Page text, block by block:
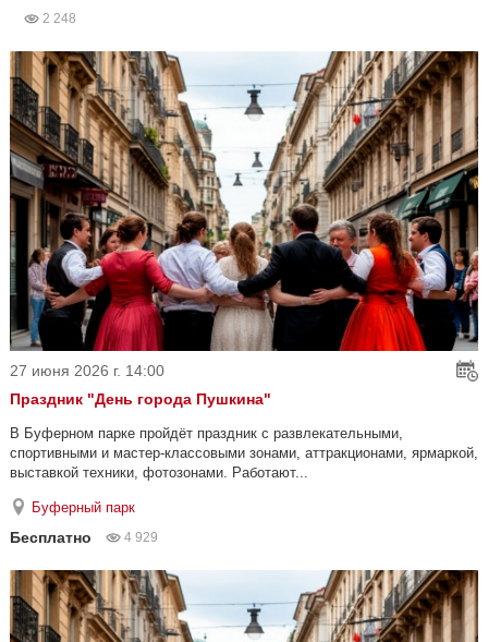
2 248
27 июня 2026 г. 14:00
Праздник "День города Пушкина"
В Буферном парке пройдёт праздник с развлекательными,
спортивными и мастер-классовыми зонами, аттракционами, ярмаркой,
выставкой техники, фотозонами. Работают...
Буферный парк
Бесплатно 4 929